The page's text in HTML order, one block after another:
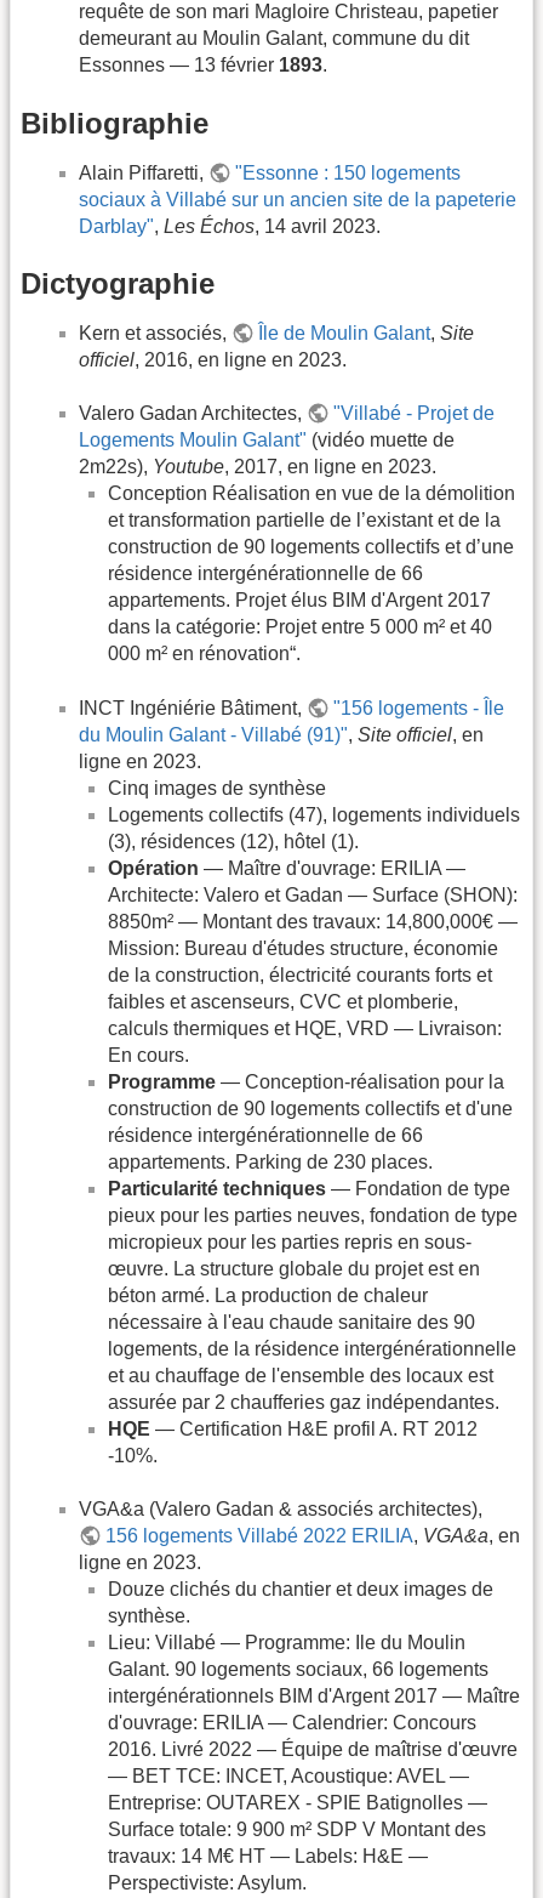
requête de son mari Magloire Christeau, papetier
demeurant au Moulin Galant, commune du dit
Essonnes — 13 février 1893.
Bibliographie
Alain Piffaretti,
"Essonne : 150 logements
sociaux à Villabé sur un ancien site de la papeterie
Darblay", Les Échos, 14 avril 2023.
Dictyographie
Kern et associés, Île de Moulin Galant,Site
officiel, 2016, en ligne en 2023.
Valero Gadan Architectes,
"Villabé - Projet de
Logements Moulin Galant" (vidéo muette de
2m22s), Youtube, 2017, en ligne en 2023.
Conception Réalisation en vue de la démolition
et transformation partielle de l’existant et de la
construction de 90 logements collectifs et d’une
résidence intergénérationnelle de 66
appartements. Projet élus BIM d'Argent 2017
dans la catégorie: Projet entre 5 000 m² et 40
000 m² en rénovation“.
INCT Ingéniérie Bâtiment,
"156 logements - Île
du Moulin Galant - Villabé (91)", Site officiel, en
ligne en 2023.
Cinq images de synthèse
Logements collectifs (47), logements individuels
(3), résidences (12), hôtel (1).
Opération — Maître d'ouvrage: ERILIA —
Architecte: Valero et Gadan — Surface (SHON):
8850m² — Montant des travaux: 14,800,000€ —
Mission: Bureau d'études structure, économie
de la construction, électricité courants forts et
faibles et ascenseurs, CVC et plomberie,
calculs thermiques et HQE, VRD — Livraison:
En cours.
Programme — Conception-réalisation pour la
construction de 90 logements collectifs et d'une
résidence intergénérationnelle de 66
appartements. Parking de 230 places.
Particularité techniques — Fondation de type
pieux pour les parties neuves, fondation de type
micropieux pour les parties repris en sous-
œuvre. La structure globale du projet est en
béton armé. La production de chaleur
nécessaire à l'eau chaude sanitaire des 90
logements, de la résidence intergénérationnelle
et au chauffage de l'ensemble des locaux est
assurée par 2 chaufferies gaz indépendantes.
HQE — Certification H&E profil A. RT 2012
-10%.
VGA&a (Valero Gadan & associés architectes),
156 logements Villabé 2022 ERILIA, VGA&a, en
ligne en 2023.
Douze clichés du chantier et deux images de
synthèse.
Lieu: Villabé — Programme: Ile du Moulin
Galant. 90 logements sociaux, 66 logements
intergénérationnels BIM d'Argent 2017 — Maître
d'ouvrage: ERILIA — Calendrier: Concours
2016. Livré 2022 — Équipe de maîtrise d'œuvre
— BET TCE: INCET, Acoustique: AVEL —
Entreprise: OUTAREX - SPIE Batignolles —
Surface totale: 9 900 m² SDP V Montant des
travaux: 14 M€ HT — Labels: H&E —
Perspectiviste: Asylum.